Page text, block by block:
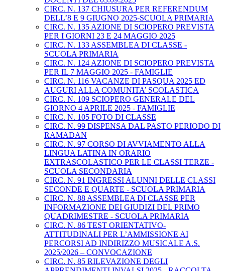
CIRC. N. 137 CHIUSURA PER REFERENDUM
DELL’8 E 9 GIUGNO 2025-SCUOLA PRIMARIA
CIRC. N. 135 AZIONE DI SCIOPERO PREVISTA
PER I GIORNI 23 E 24 MAGGIO 2025
CIRC. N. 133 ASSEMBLEA DI CLASSE -
SCUOLA PRIMARIA
CIRC. N. 124 AZIONE DI SCIOPERO PREVISTA
PER IL 7 MAGGIO 2025 - FAMIGLIE
CIRC. N. 116 VACANZE DI PASQUA 2025 ED
AUGURI ALLA COMUNITA’ SCOLASTICA
CIRC. N. 109 SCIOPERO GENERALE DEL
GIORNO 4 APRILE 2025 - FAMIGLIE
CIRC. N. 105 FOTO DI CLASSE
CIRC. N. 99 DISPENSA DAL PASTO PERIODO DI
RAMADAN
CIRC. N. 97 CORSO DI AVVIAMENTO ALLA
LINGUA LATINA IN ORARIO
EXTRASCOLASTICO PER LE CLASSI TERZE -
SCUOLA SECONDARIA
CIRC. N. 91 INGRESSI ALUNNI DELLE CLASSI
SECONDE E QUARTE - SCUOLA PRIMARIA
CIRC. N. 88 ASSEMBLEA DI CLASSE PER
INFORMAZIONE DEI GIUDIZI DEL PRIMO
QUADRIMESTRE - SCUOLA PRIMARIA
CIRC. N. 86 TEST ORIENTATIVO-
ATTITUDINALI PER L’AMMISSIONE AI
PERCORSI AD INDIRIZZO MUSICALE A.S.
2025/2026 – CONVOCAZIONE
CIRC. N. 85 RILEVAZIONE DEGLI